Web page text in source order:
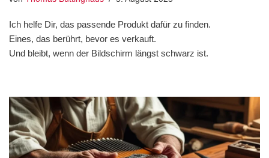
Ich helfe Dir, das passende Produkt dafür zu finden.
Eines, das berührt, bevor es verkauft.
Und bleibt, wenn der Bildschirm längst schwarz ist.